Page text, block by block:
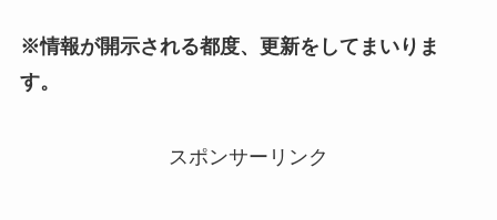
※情報が開示される都度、更新をしてまいりま
す。
スポンサーリンク